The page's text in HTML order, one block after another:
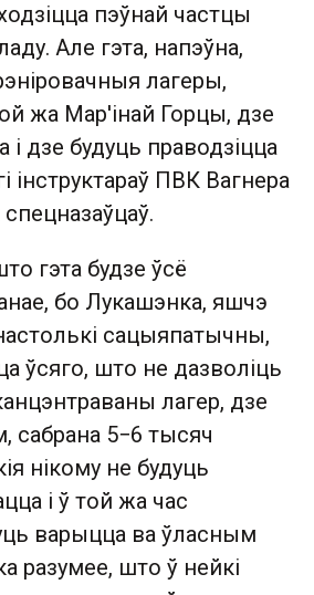
пэўнай частцы
Але гэта, напэўна,
лагеры,
жа Мар'інай Горцы, дзе
і дзе будуць праводзіцца
інструктараў ПВК Вагнера
гэта будзе ўсё
бо Лукашэнка, яшчэ
сацыяпатычны,
ўсяго, што не дазволіць
лагер, дзе
сабрана 5−6 тысяч
нікому не будуць
і ў той жа час
варыцца ва ўласным
разумее, што ў нейкі